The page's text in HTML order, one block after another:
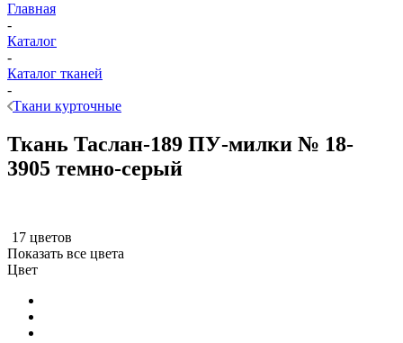
Главная
-
Каталог
-
Каталог тканей
-
Ткани курточные
Ткань Таслан-189 ПУ-милки № 18-
3905 темно-серый
17 цветов
Показать все цвета
Цвет